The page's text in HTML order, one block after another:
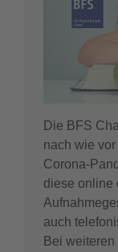
Die BFS
nach wie
Corona-
diese online
auch
Bei